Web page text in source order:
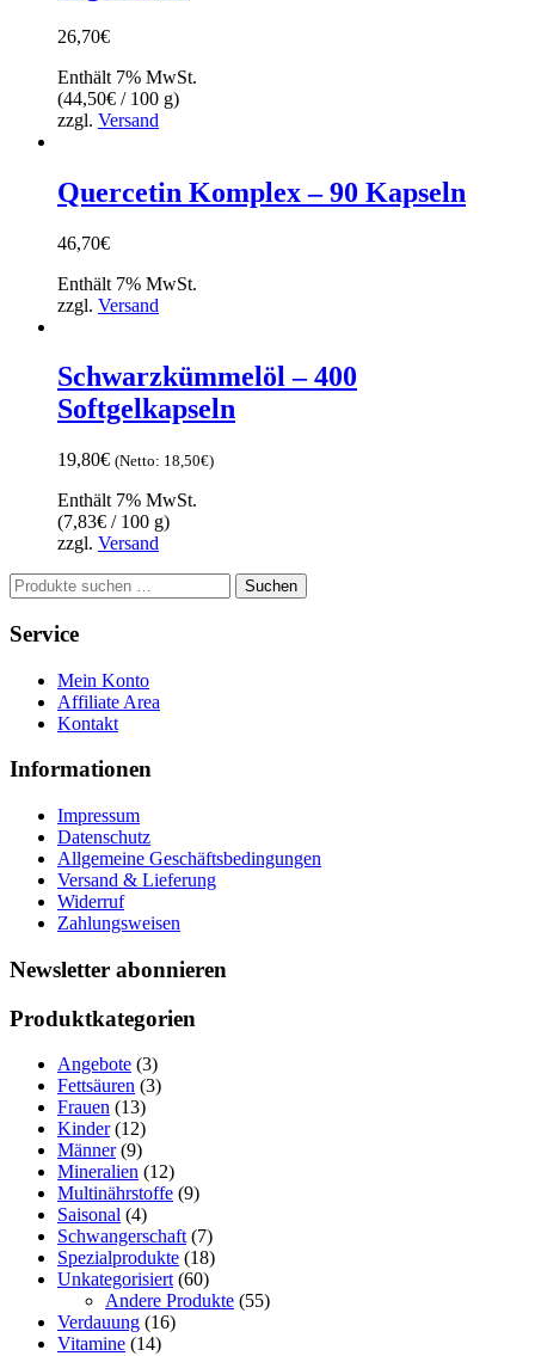
26,70€
Enthält 7% MwSt.
(44,50€ / 100 g)
zzgl. Versand
Quercetin Komplex – 90 Kapseln
46,70€
Enthält 7% MwSt.
zzgl. Versand
Schwarzkümmelöl – 400
Softgelkapseln
19,80€ (Netto: 18,50€)
Enthält 7% MwSt.
(7,83€ / 100 g)
zzgl. Versand
Suchen
nach:
Suchen
Service
Mein Konto
Affiliate Area
Kontakt
Informationen
Impressum
Datenschutz
Allgemeine Geschäftsbedingungen
Versand & Lieferung
Widerruf
Zahlungsweisen
Newsletter abonnieren
Produktkategorien
Angebote (3)
Fettsäuren (3)
Frauen (13)
Kinder (12)
Männer (9)
Mineralien (12)
Multinährstoffe (9)
Saisonal (4)
Schwangerschaft (7)
Spezialprodukte (18)
Unkategorisiert (60)
Andere Produkte (55)
Verdauung (16)
Vitamine (14)